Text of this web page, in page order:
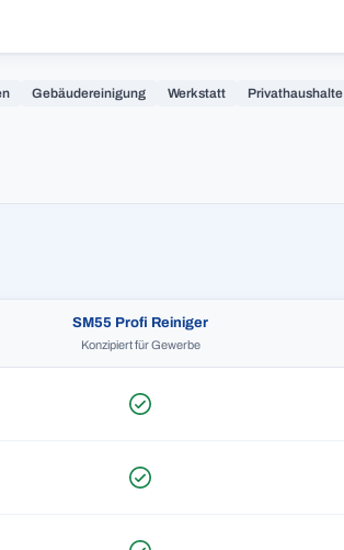
Gebäudereinigung Werkstatt Privathaushalte
SM55 Profi Reiniger
Konzipiert für Gewerbe